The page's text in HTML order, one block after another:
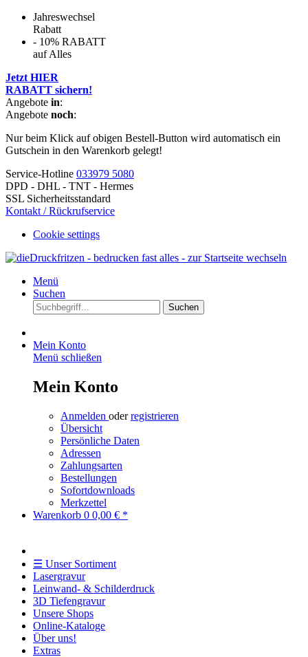
Jahreswechsel
Rabatt
- 10% RABATT
auf Alles
Jetzt HIER
RABATT sichern!
Angebote in:
Angebote noch:
Nur beim Klick auf obigen Bestell-Button wird automatisch ein
Gutschein in den Warenkorb gelegt!
Service-Hotline 033979 5080
DPD - DHL - TNT - Hermes
SSL Sicherheitsstandard
Kontakt / Rückrufservice
Cookie settings
Menü
Suchen
Suchen
Mein Konto
Menü schließen
Mein Konto
Anmelden oderregistrieren
Übersicht
Persönliche Daten
Adressen
Zahlungsarten
Bestellungen
Sofortdownloads
Merkzettel
Warenkorb 0 0,00 € *
☰ Unser Sortiment
Lasergravur
Leinwand- & Schilderdruck
3D Tiefengravur
Unsere Shops
Online-Kataloge
Über uns!
Extras